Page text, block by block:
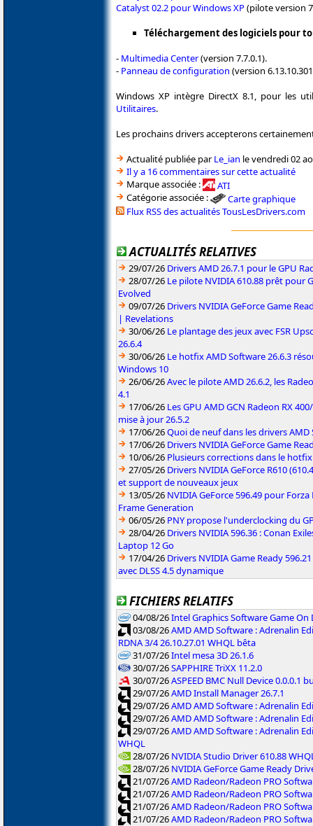
Catalyst 02.2 pour Windows XP(pilote version
Téléchargement des logiciels pour
- Multimedia Center(version 7.7.0.1).
- Panneau de configuration (version
Windows XP intègre DirectX 8.1, pour les
Utilitaires.
Les prochains drivers accepterons
Actualité publiée parLe_ian le vendredi 02
Il y a 16 commentaires sur cette actualité
Marque associée :
ATI
Catégorie associée :
Carte graphique
Flux RSS des actualités TousLesDrivers.com
ACTUALITÉS RELATIVES
29/07/26 Drivers AMD 26.7.1 pour le GPU
28/07/26 Le pilote NVIDIA 610.88 prêt pour
Evolved
09/07/26 Drivers NVIDIA GeForce Game
| Revelations
30/06/26 Le plantage des jeux avec FSR
26.6.4
30/06/26 Le hotfix AMD Software 26.6.3
Windows 10
26/06/26Avec le pilote AMD 26.6.2, les
4.1
17/06/26 Les GPU AMD GCN Radeon RX
mise à jour 26.5.2
17/06/26Quoi de neuf dans les drivers AMD
17/06/26 Drivers NVIDIA GeForce Game
10/06/26 Plusieurs corrections dans le hotfix
27/05/26 Drivers NVIDIA GeForce R610
et support de nouveaux jeux
13/05/26 NVIDIA GeForce 596.49 pour
Frame Generation
06/05/26 PNY propose l'underclocking du
28/04/26 Drivers NVIDIA 596.36 : Conan
Laptop 12 Go
17/04/26 Drivers NVIDIA Game Ready
avec DLSS 4.5 dynamique
FICHIERS RELATIFS
04/08/26Intel Graphics Software Game On
03/08/26AMD AMD Software : Adrenalin
RDNA 3/4 26.10.27.01 WHQL bêta
31/07/26Intel mesa 3D 26.1.6
30/07/26SAPPHIRE TriXX 11.2.0
30/07/26ASPEED BMC Null Device 0.0.0.1
29/07/26AMD Install Manager 26.7.1
29/07/26AMD AMD Software : Adrenalin
29/07/26AMD AMD Software : Adrenalin
29/07/26AMD AMD Software : Adrenalin
WHQL
28/07/26 NVIDIA Studio Driver 610.88
28/07/26 NVIDIA GeForce Game Ready
21/07/26AMD Radeon/Radeon PRO
21/07/26AMD Radeon/Radeon PRO
21/07/26AMD Radeon/Radeon PRO
21/07/26AMD Radeon/Radeon PRO